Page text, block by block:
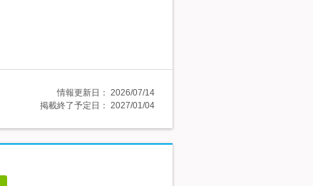
情報更新日： 2026/07/14
掲載終了予定日： 2027/01/04